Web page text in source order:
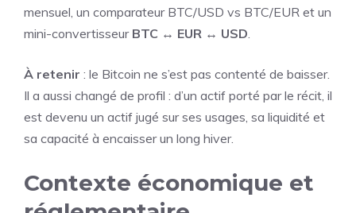
mensuel, un comparateur BTC/USD vs BTC/EUR et un
mini-convertisseur BTC ↔ EUR ↔ USD.
À retenir : le Bitcoin ne s’est pas contenté de baisser.
Il a aussi changé de profil : d’un actif porté par le récit, il
est devenu un actif jugé sur ses usages, sa liquidité et
sa capacité à encaisser un long hiver.
Contexte économique et